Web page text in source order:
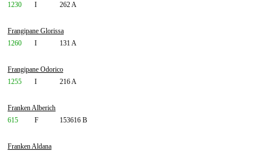
1230
I 262 A
Frangipane Glorissa
1260
I 131 A
Frangipane Odorico
1255
I 216 A
Franken Alberich
615
F 153616 B
Franken Aldana